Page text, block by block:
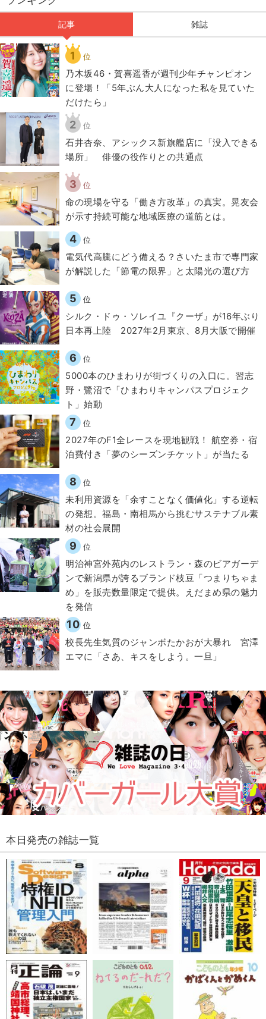
記事 雑誌
1 位
乃木坂46・賀喜遥香が週刊少年チャンピオン
に登場！「5年ぶん大人になった私を見ていた
だけたら」
2 位
石井杏奈、アシックス新旗艦店に「没入できる
場所」 俳優の役作りとの共通点
3 位
​命の現場を守る「働き方改革」の真実。晃友会
が示す持続可能な地域医療の道筋とは。
4 位
電気代高騰にどう備える？さいたま市で専門家
が解説した「節電の限界」と太陽光の選び方
5 位
シルク・ドゥ・ソレイユ『クーザ』が16年ぶり
日本再上陸 2027年2月東京、8月大阪で開催
6 位
5000本のひまわりが街づくりの入口に。習志
野・鷺沼で「ひまわりキャンパスプロジェク
ト」始動
7 位
2027年のF1全レースを現地観戦！ 航空券・宿
泊費付き「夢のシーズンチケット」が当たる
8 位
​​未利用資源を「余すことなく価値化」する逆転
の発想。福島・南相馬から挑むサステナブル素
材の社会展開​
9 位
明治神宮外苑内のレストラン・森のビアガーデ
ンで新潟県が誇るブランド枝豆「つまりちゃま
め」を販売数量限定で提供。えだまめ県の魅力
を発信
10 位
校長先生気質のジャンボたかおが大暴れ 宮澤
エマに「さあ、キスをしよう。一旦」
本日発売の雑誌一覧